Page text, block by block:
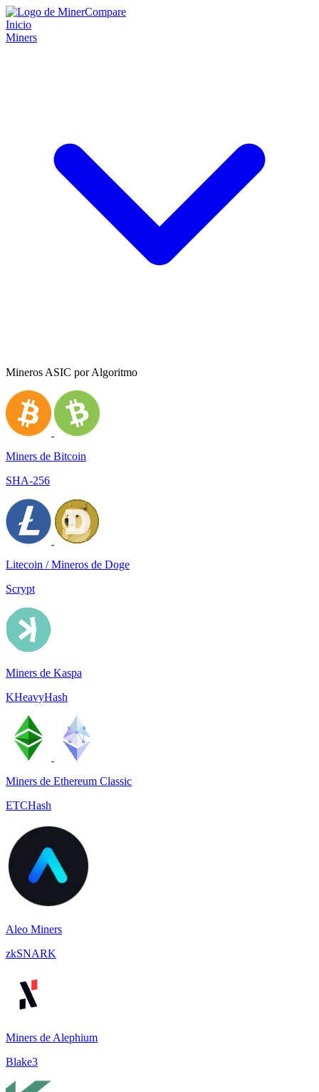
Inicio
Miners
Mineros ASIC por Algoritmo
Miners de Bitcoin
SHA-256
Litecoin / Mineros de Doge
Scrypt
Miners de Kaspa
KHeavyHash
Miners de Ethereum Classic
ETCHash
Aleo Miners
zkSNARK
Miners de Alephium
Blake3